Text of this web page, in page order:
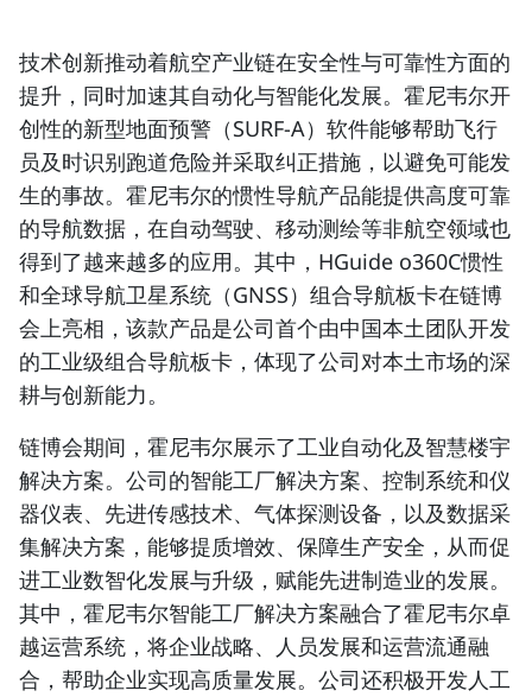
技术创新推动着航空产业链在安全性与可靠性方面的
提升，同时加速其自动化与智能化发展。霍尼韦尔开
创性的新型地面预警（SURF-A）软件能够帮助飞行
员及时识别跑道危险并采取纠正措施，以避免可能发
生的事故。霍尼韦尔的惯性导航产品能提供高度可靠
的导航数据，在自动驾驶、移动测绘等非航空领域也
得到了越来越多的应用。其中，HGuide o360C惯性
和全球导航卫星系统（GNSS）组合导航板卡在链博
会上亮相，该款产品是公司首个由中国本土团队开发
的工业级组合导航板卡，体现了公司对本土市场的深
耕与创新能力。
链博会期间，霍尼韦尔展示了工业自动化及智慧楼宇
解决方案。公司的智能工厂解决方案、控制系统和仪
器仪表、先进传感技术、气体探测设备，以及数据采
集解决方案，能够提质增效、保障生产安全，从而促
进工业数智化发展与升级，赋能先进制造业的发展。
其中，霍尼韦尔智能工厂解决方案融合了霍尼韦尔卓
越运营系统，将企业战略、人员发展和运营流通融
合，帮助企业实现高质量发展。公司还积极开发人工